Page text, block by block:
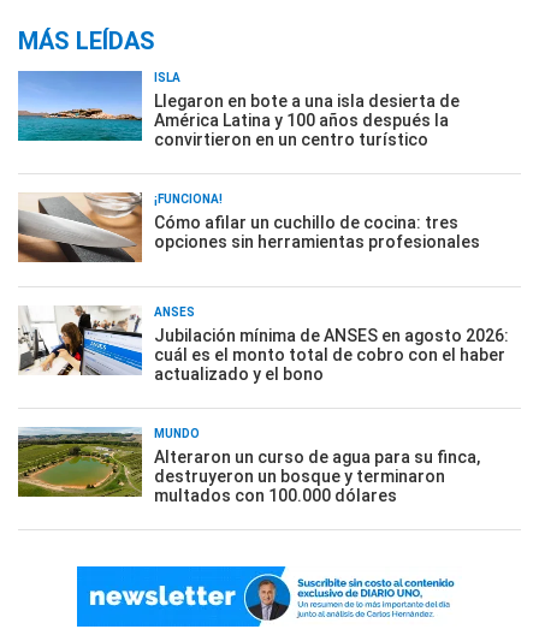
MÁS LEÍDAS
ISLA
Llegaron en bote a una isla desierta de
América Latina y 100 años después la
convirtieron en un centro turístico
¡FUNCIONA!
Cómo afilar un cuchillo de cocina: tres
opciones sin herramientas profesionales
ANSES
Jubilación mínima de ANSES en agosto 2026:
cuál es el monto total de cobro con el haber
actualizado y el bono
MUNDO
Alteraron un curso de agua para su finca,
destruyeron un bosque y terminaron
multados con 100.000 dólares